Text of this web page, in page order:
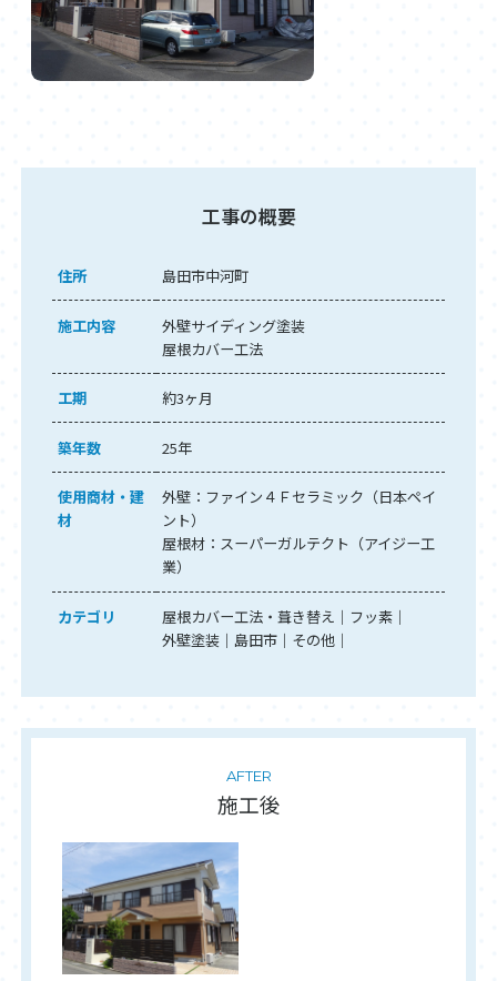
工事の概要
住所 島田市中河町
施工内容
外壁サイディング塗装
屋根カバー工法
工期 約3ヶ月
築年数 25年
使用商材・建
材
外壁：ファイン４Ｆセラミック（日本ペイ
ント）
屋根材：スーパーガルテクト（アイジー工
業）
カテゴリ 屋根カバー工法・葺き替え
フッ素
外壁塗装
島田市 その他
AFTER
施工後